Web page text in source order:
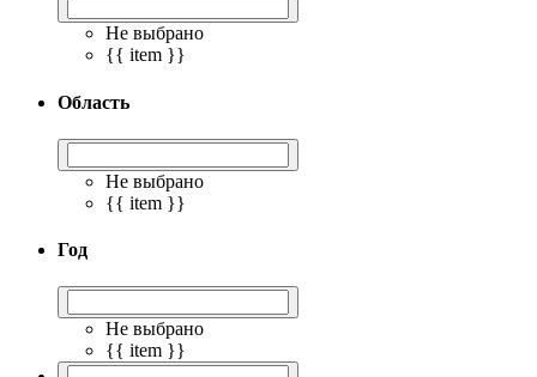
Не выбрано
{{ item }}
Область
Не выбрано
{{ item }}
Год
Не выбрано
{{ item }}